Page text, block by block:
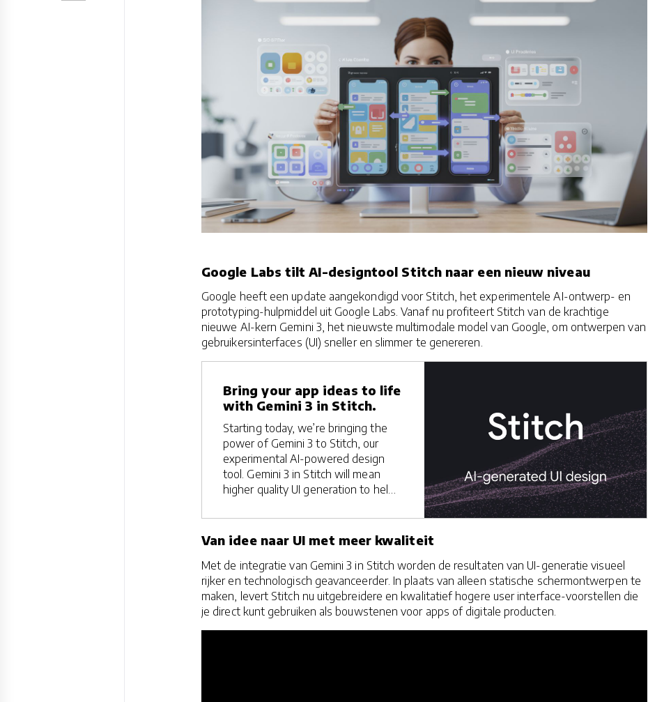
Google Labs tilt AI-designtool Stitch naar een nieuw niveau
Google heeft een update aangekondigd voor Stitch, het experimentele AI-ontwerp- en
prototyping-hulpmiddel uit Google Labs. Vanaf nu profiteert Stitch van de krachtige
nieuwe AI-kern Gemini 3, het nieuwste multimodale model van Google, om ontwerpen van
gebruikersinterfaces (UI) sneller en slimmer te genereren.
Bring your app ideas to life
with Gemini 3 in Stitch.
Starting today, we’re bringing the
power of Gemini 3 to Stitch, our
experimental AI-powered design
tool. Gemini 3 in Stitch will mean
higher quality UI generation to hel…
Van idee naar UI met meer kwaliteit
Met de integratie van Gemini 3 in Stitch worden de resultaten van UI-generatie visueel
rijker en technologisch geavanceerder. In plaats van alleen statische schermontwerpen te
maken, levert Stitch nu uitgebreidere en kwalitatief hogere user interface-voorstellen die
je direct kunt gebruiken als bouwstenen voor apps of digitale producten.